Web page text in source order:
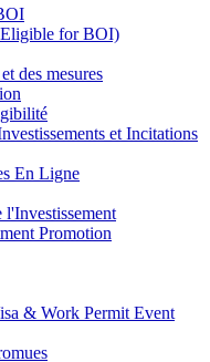
for BOI)
des mesures
et Incitations
En Ligne
Promotion
& Work Permit Event